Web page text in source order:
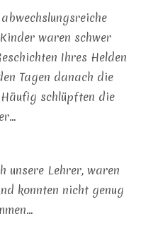
waren schwer
Ihres Helden
Tagen danach die
schlüpften die
unsere Lehrer, waren
konnten nicht genug